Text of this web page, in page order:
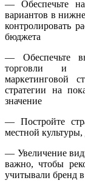
— Обеспечьте
вариантов в
контролировать
бюджета
— Обеспечьте
торговли и
маркетинговой
стратегии на
значение
— Постройте
местной культуры,
— Увеличение
важно, чтобы
учитывали бренд